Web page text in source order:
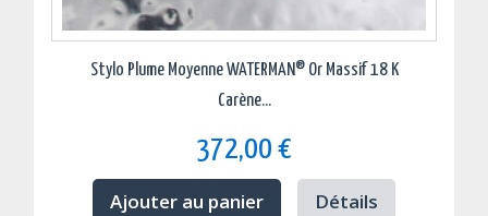
Stylo Plume Moyenne WATERMAN® Or Massif 18 K
Carène...
372,00 €
Ajouter au panier Détails